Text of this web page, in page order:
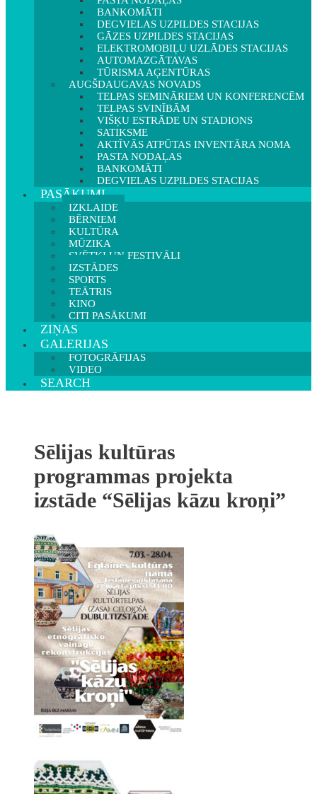
BANKOMĀTI
DEGVIELAS UZPILDES STACIJAS
GĀZES UZPILDES STACIJAS
ELEKTROMOBIĻU UZLĀDES STACIJAS
AUTOMAZGĀTAVAS
TŪRISMA AĢENTŪRAS
AUGŠDAUGAVAS NOVADS
TELPAS SEMINĀRIEM UN KONFERENCĒM
TELPAS SVINĪBĀM
VIŠĶU ESTRĀDE UN STADIONS
SATIKSME
AKTĪVĀS ATPŪTAS INVENTĀRA NOMA
PASTA NODAĻAS
BANKOMĀTI
DEGVIELAS UZPILDES STACIJAS
PASĀKUMI
IZKLAIDE
BĒRNIEM
KULTŪRA
MŪZIKA
SVĒTKI UN FESTIVĀLI
IZSTĀDES
SPORTS
TEĀTRIS
KINO
CITI PASĀKUMI
ZIŅAS
GALERIJAS
FOTOGRĀFIJAS
VIDEO
SEARCH
Sēlijas kultūras
programmas projekta
izstāde “Sēlijas kāzu kroņi”